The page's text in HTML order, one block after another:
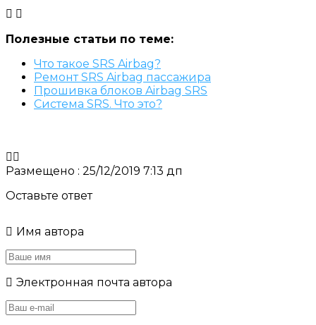
Полезные статьи по теме:
Что такое SRS Airbag?
Ремонт SRS Airbag пассажира
Прошивка блоков Airbag SRS
Система SRS. Что это?
Размещено : 25/12/2019 7:13 дп
Оставьте ответ
Имя автора
Электронная почта автора